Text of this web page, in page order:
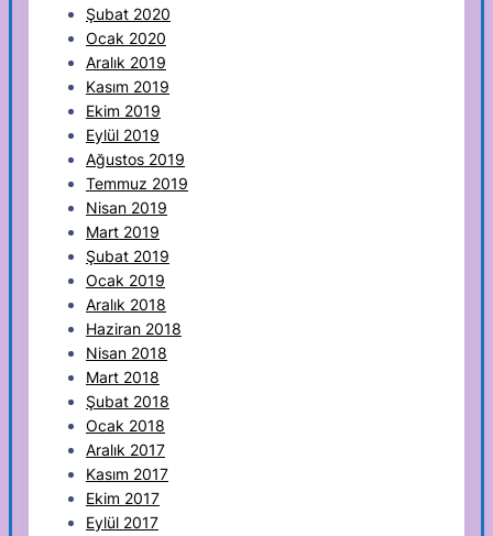
Şubat 2020
Ocak 2020
Aralık 2019
Kasım 2019
Ekim 2019
Eylül 2019
Ağustos 2019
Temmuz 2019
Nisan 2019
Mart 2019
Şubat 2019
Ocak 2019
Aralık 2018
Haziran 2018
Nisan 2018
Mart 2018
Şubat 2018
Ocak 2018
Aralık 2017
Kasım 2017
Ekim 2017
Eylül 2017